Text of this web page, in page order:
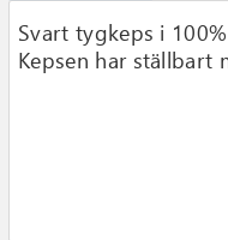
Svart tygkeps i
Kepsen har ställbart